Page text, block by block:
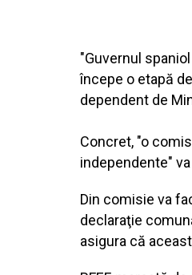
"Guvernul
începe o etapă
dependent de
Concret, "o
independente"
Din comisie va
declaraţie
asigura că